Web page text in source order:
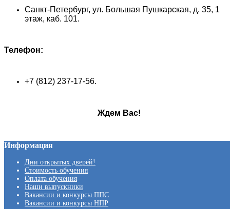
Санкт-Петербург, ул. Большая Пушкарская, д. 35, 1
этаж, каб. 101.
Телефон:
+7 (812) 237-17-56.
Ждем Вас!
Информация
Дни открытых дверей!
Стоимость обучения
Оплата обучения
Наши выпускники
Вакансии и конкурсы ППС
Вакансии и конкурсы НПР